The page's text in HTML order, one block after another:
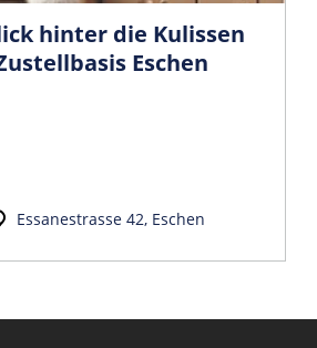
hinter die Kulissen
Eschen
Essanestrasse 42, Eschen